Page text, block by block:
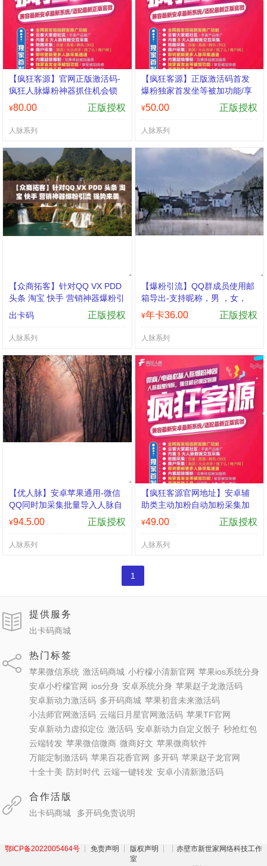
【疯狂客源】官网正版激活码-
疯狂人脉爆粉神器抓住机会锁
定客源
¥80.00 正版授权
人脉系列
【疯狂客源】正版激活码首发
爆粉独家首发坐等被加功能/享
受被加快感 专业，专心，专
注，筑梦微商，从未止步02020
疯狂团队荣誉出品
¥50.00 正版授权
人脉系列
【众商拓客】针对QQ VX PDD
头条 淘宝 快手 营销神器爆粉引
流 强势来袭
出卡码 正版授权
人脉系列
【爆粉引流】QQ群成员使用邮
箱导出-支持昵称，男 ，女，
¥年卡36.00 正版授权
人脉系列
【优人脉】安卓苹果通用-微信
QQ同时加采集批量导入人脉自
动添加营销利器 高端采集自动
¥94.5.00 正版授权
人脉系列
【疯狂客源官网地址】安卓辅
助类主动加粉自动加粉采集加
¥49.00 正版授权
人脉系列
1
提供服务
出卡码商城
热门标签
苹果微信系统 激活码商城 小柠檬小清新官网 苹果ios系统分身
安卓小柠檬官网 ios分身 安卓系统分身 苹果赵子龙激活码
安卓新动力激活码 多开码商城 苹果初音未来激活码
小法师官网激活码 云端日月星官网激活码 苹果TF官网
安卓新动力虚拟定位 激活码 安卓新动力自定义骰子 秒抢红包
云端转发 苹果微信微商 微商好文 苹果微商软件
万能定制激活码 苹果百花香官网 多开码 苹果赵子龙官网
十全十美 防封时代 云端一键转发 安卓小清新激活码
合作活版
出卡码商城 多开码免责说明
鄂ICP备2022005464号 ┊ 免责声明 ┊ 版权声明 ┊
┊赤壁市新世家网络科技工作
室